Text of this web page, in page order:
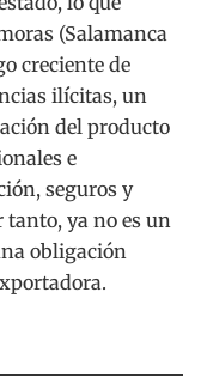
(Salamanca
creciente de
ilícitas, un
del producto
e
seguros y
ya no es un
obligación